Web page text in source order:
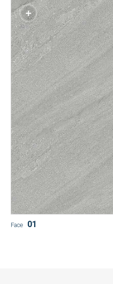
SM-G48015P1
SM-G48011P1
SM-D48016P1
SM-B48010P1
Face 01